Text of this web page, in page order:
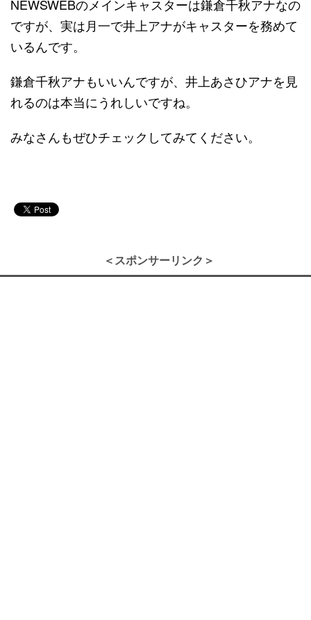
NEWSWEBのメインキャスターは鎌倉千秋アナなの
ですが、実は月一で井上アナがキャスターを務めて
いるんです。
鎌倉千秋アナもいいんですが、井上あさひアナを見
れるのは本当にうれしいですね。
みなさんもぜひチェックしてみてください。
＜スポンサーリンク＞